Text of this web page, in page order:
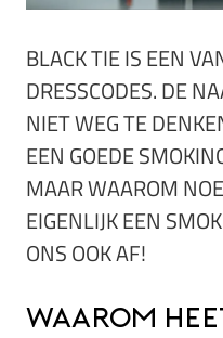
BLACK TIE IS EEN
DRESSCODES. DE
NIET WEG TE
EEN GOEDE
MAAR WAAROM
EIGENLIJK EEN
ONS OOK AF!
Waarom